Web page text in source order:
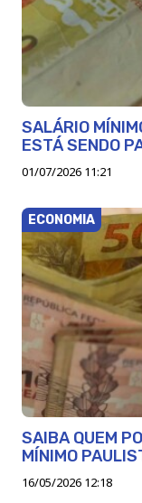
SALÁRIO
ESTÁ SENDO
01/07/2026 11:21
ECONOMIA
SAIBA QUEM
MÍNIMO
16/05/2026 12:18